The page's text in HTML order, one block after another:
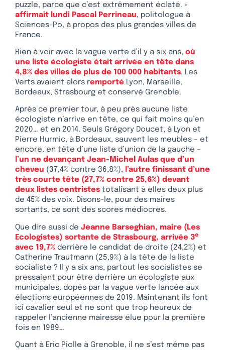
puzzle, parce que c’est extrêmement éclaté. »
affirmait lundi Pascal Perrineau, politologue à
Sciences-Po, à propos des plus grandes villes de
France.
Rien à voir avec la vague verte d’il y a six ans, où
une liste écologiste était arrivée en tête dans
4,8% des villes de plus de 100 000 habitants. Les
Verts avaient alors remporté Lyon, Marseille,
Bordeaux, Strasbourg et conservé Grenoble.
Après ce premier tour, à peu près aucune liste
écologiste n’arrive en tête, ce qui fait moins qu’en
2020… et en 2014. Seuls Grégory Doucet, à Lyon et
Pierre Hurmic, à Bordeaux, sauvent les meubles – et
encore, en tête d’une liste d’union de la gauche –
l’un ne devançant Jean-Michel Aulas que d’un
cheveu (37,4% contre 36,8%), l’autre finissant d’une
très courte tête (27,7% contre 25,6%) devant
deux listes centristes totalisant à elles deux plus
de 45% des voix. Disons-le, pour des maires
sortants, ce sont des scores médiocres.
Que dire aussi de Jeanne Barseghian, maire (Les
Ecologistes) sortante de Strasbourg, arrivée 3e
avec 19,7% derrière le candidat de droite (24,2%) et
Catherine Trautmann (25,9%) à la tête de la liste
socialiste ? Il y a six ans, partout les socialistes se
pressaient pour être derrière un écologiste aux
municipales, dopés par la vague verte lancée aux
élections européennes de 2019. Maintenant ils font
ici cavalier seul et ne sont que trop heureux de
rappeler l’ancienne mairesse élue pour la première
fois en 1989…
Quant à Eric Piolle à Grenoble, il ne s’est même pas